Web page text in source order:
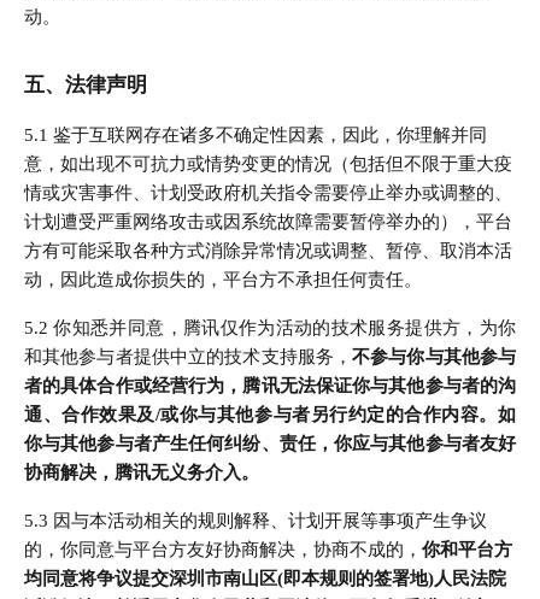
动。
五、法律声明
5.1 鉴于互联网存在诸多不确定性因素，因此，你理解并同
意，如出现不可抗力或情势变更的情况（包括但不限于重大疫
情或灾害事件、计划受政府机关指令需要停止举办或调整的、
计划遭受严重网络攻击或因系统故障需要暂停举办的），平台
方有可能采取各种方式消除异常情况或调整、暂停、取消本活
动，因此造成你损失的，平台方不承担任何责任。
5.2 你知悉并同意，腾讯仅作为活动的技术服务提供方，为你
和其他参与者提供中立的技术支持服务，不参与你与其他参与
者的具体合作或经营行为，腾讯无法保证你与其他参与者的沟
通、合作效果及/或你与其他参与者另行约定的合作内容。如
你与其他参与者产生任何纠纷、责任，你应与其他参与者友好
协商解决，腾讯无义务介入。
5.3 因与本活动相关的规则解释、计划开展等事项产生争议
的，你同意与平台方友好协商解决，协商不成的， 你和平台方
均同意将争议提交深圳市南山区(即本规则的签署地)人民法院